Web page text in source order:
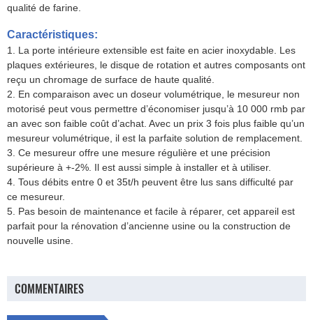
qualité de farine.
Caractéristiques:
1. La porte intérieure extensible est faite en acier inoxydable. Les
plaques extérieures, le disque de rotation et autres composants ont
reçu un chromage de surface de haute qualité.
2. En comparaison avec un doseur volumétrique, le mesureur non
motorisé peut vous permettre d’économiser jusqu’à 10 000 rmb par
an avec son faible coût d’achat. Avec un prix 3 fois plus faible qu’un
mesureur volumétrique, il est la parfaite solution de remplacement.
3. Ce mesureur offre une mesure régulière et une précision
supérieure à +-2%. Il est aussi simple à installer et à utiliser.
4. Tous débits entre 0 et 35t/h peuvent être lus sans difficulté par
ce mesureur.
5. Pas besoin de maintenance et facile à réparer, cet appareil est
parfait pour la rénovation d’ancienne usine ou la construction de
nouvelle usine.
COMMENTAIRES